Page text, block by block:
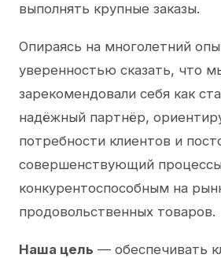
выполнять крупные заказы.
Опираясь на многолетний
уверенностью сказать, что
зарекомендовали себя как
надёжный партнёр,
потребности клиентов и
совершенствующий
конкурентоспособным на
продовольственных товаров.
Наша цель — обеспечивать